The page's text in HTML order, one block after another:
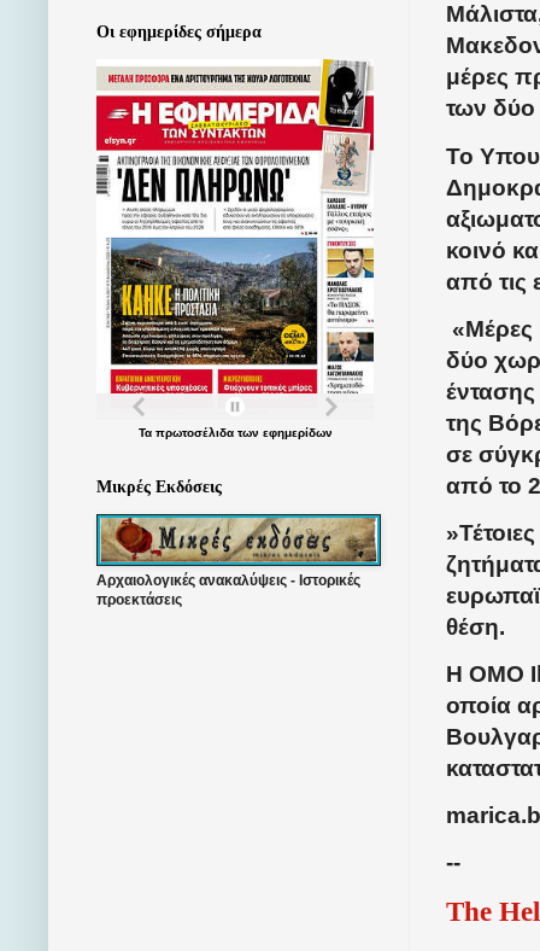
μέρες
των
Το
κοινό
από τις
«Μέρες
δύο
της
σε
από το
θέση.
Η OMO
οποία
--
The
Οι εφημερίδες σήμερα
Τα πρωτοσέλιδατων εφημερίδων
Μικρές Εκδόσεις
Αρχαιολογικές ανακαλύψεις - Ιστορικές
προεκτάσεις